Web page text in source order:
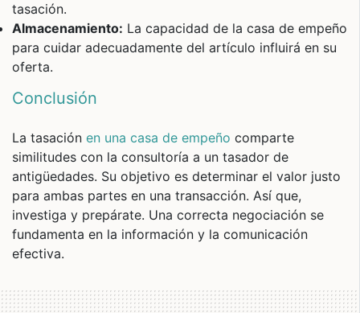
tasación.
Almacenamiento: La capacidad de la casa de empeño
para cuidar adecuadamente del artículo influirá en su
oferta.
Conclusión
La tasación en una casa de empeño comparte
similitudes con la consultoría a un tasador de
antigüedades. Su objetivo es determinar el valor justo
para ambas partes en una transacción. Así que,
investiga y prepárate. Una correcta negociación se
fundamenta en la información y la comunicación
efectiva.